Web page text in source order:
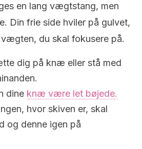
en lang vægtstang, men
Din frie side hviler på gulvet,
du skal fokusere på.
dig på knæ eller stå med
dine knæ være let bøjede.
hvor skiven er, skal
og denne igen på